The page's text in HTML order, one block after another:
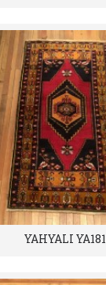
YAHYALI YA181